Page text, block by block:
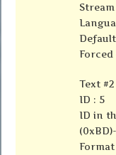
Stream
Default
Forced
Text #2
ID : 5
ID in
Format